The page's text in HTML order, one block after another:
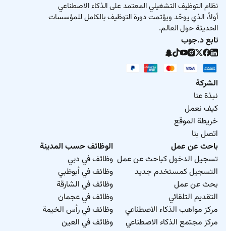
نظام التوظيف التشغيلي المعتمد على الذكاء الاصطناعي
أولاً، الذي يوحّد ويؤتمت دورة التوظيف بالكامل للمؤسسات
الحديثة حول العالم.
تابع د.جوب
الشركة
نبذة عنا
كيف نعمل
خريطة الموقع
اتصل بنا
باحث عن عمل
تسجيل الدخول كباحث عن عمل
التسجيل كمستخدم جديد
بحث عن عمل
التقديم التلقائي
مركز مواهب الذكاء الاصطناعي
مركز مجتمع الذكاء الاصطناعي
الوظائف حسب المدينة
وظائف في دبي
وظائف في أبوظبي
وظائف في الشارقة
وظائف في عجمان
وظائف في رأس الخيمة
وظائف في العين